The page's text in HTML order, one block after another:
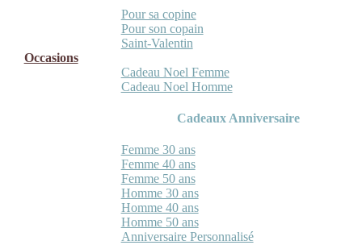
Pour sa copine
Pour son copain
Saint-Valentin
Occasions
Cadeau Noel Femme
Cadeau Noel Homme
Cadeaux Anniversaire
Femme 30 ans
Femme 40 ans
Femme 50 ans
Homme 30 ans
Homme 40 ans
Homme 50 ans
Anniversaire Personnalisé